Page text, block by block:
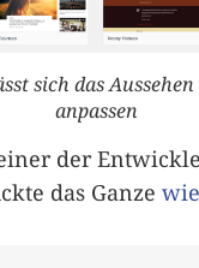
sich das
anpassen
der
das Ganze